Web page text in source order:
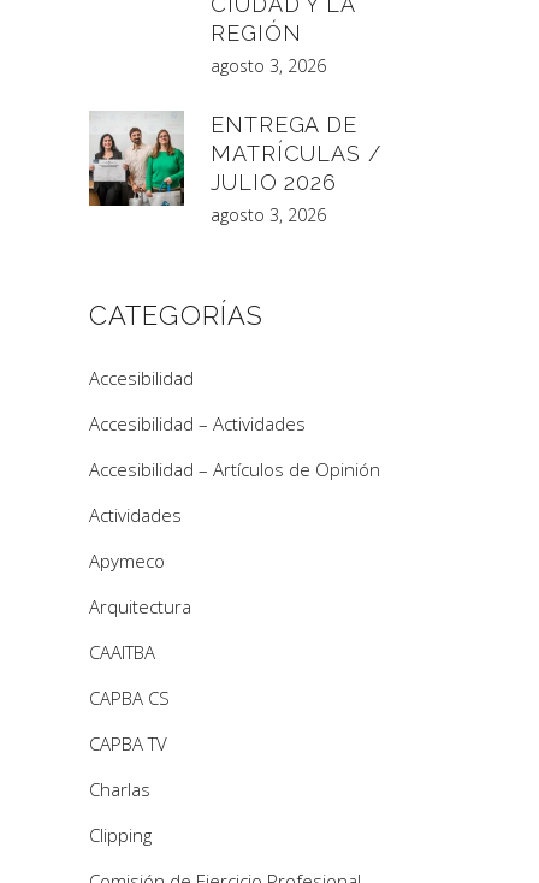
REGIÓN
agosto 3, 2026
ENTREGA DE
MATRÍCULAS /
JULIO 2026
agosto 3, 2026
CATEGORÍAS
Accesibilidad
Accesibilidad – Actividades
Accesibilidad – Artículos de Opinión
Actividades
Apymeco
Arquitectura
CAAITBA
CAPBA CS
CAPBA TV
Charlas
Clipping